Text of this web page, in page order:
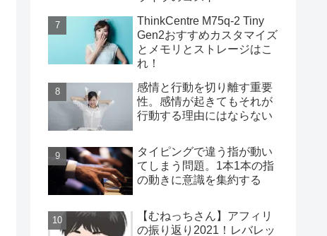
ThinkCentre M75q-2 Tiny
Gen2おすすめカスタマイズ
とメモリとストレージはこ
れ！
感情と行動を切り離す重要
性。感情が起きてもそれが
行動する理由にはならない
タイピングで違う指が動い
てしまう問題。1本1本の指
の動きに意識を集約する
【むねっちさん】アフィリ
の振り返り2021！レバレッ